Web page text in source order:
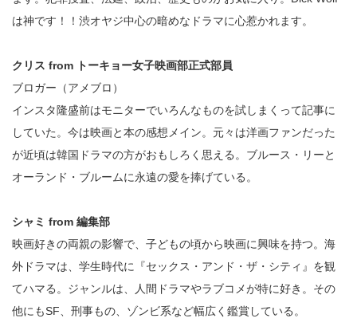
は神です！！渋オヤジ中心の暗めなドラマに心惹かれます。
クリス from トーキョー女子映画部正式部員
ブロガー（アメブロ）
インスタ隆盛前はモニターでいろんなものを試しまくって記事に
していた。今は映画と本の感想メイン。元々は洋画ファンだった
が近頃は韓国ドラマの方がおもしろく思える。ブルース・リーと
オーランド・ブルームに永遠の愛を捧げている。
シャミ from 編集部
映画好きの両親の影響で、子どもの頃から映画に興味を持つ。海
外ドラマは、学生時代に『セックス・アンド・ザ・シティ』を観
てハマる。ジャンルは、人間ドラマやラブコメが特に好き。その
他にもSF、刑事もの、ゾンビ系など幅広く鑑賞している。